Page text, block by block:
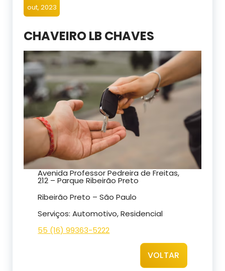
out, 2023
CHAVEIRO LB CHAVES
Avenida Professor Pedreira de Freitas,
212 – Parque Ribeirão Preto
Ribeirão Preto – São Paulo
Serviços: Automotivo, Residencial
55 (16) 99363-5222
VOLTAR